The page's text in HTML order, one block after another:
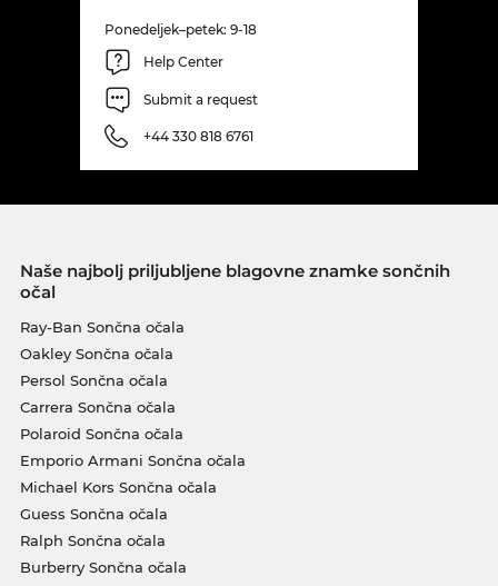
Ponedeljek–petek: 9-18
Help Center
Submit a request
+44 330 818 6761
Naše najbolj priljubljene blagovne znamke sončnih
očal
Ray-Ban Sončna očala
Oakley Sončna očala
Persol Sončna očala
Carrera Sončna očala
Polaroid Sončna očala
Emporio Armani Sončna očala
Michael Kors Sončna očala
Guess Sončna očala
Ralph Sončna očala
Burberry Sončna očala